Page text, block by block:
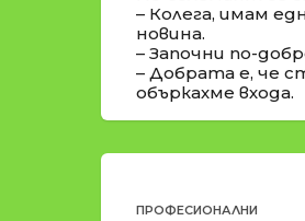
– Колега, имам
новина.
– Започни по-
– Добрата е, че
объркахме входа.
ПРОФЕСИОНАЛНИ